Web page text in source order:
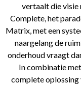
vertaalt die visie
Complete, het
Matrix, met een
naargelang de
onderhoud vraagt
In combinatie
complete oplossing